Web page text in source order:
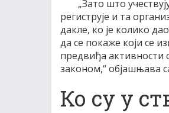
„Зато што
региструје и та
дакле, ко је колико
да се покаже који се
предвиђа активности
законом,“ објашњава
Ко су у